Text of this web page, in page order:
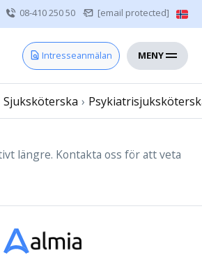
08-410 250 50 [email protected]
Intresseanmälan MENY
Sjuksköterska
Läkare
Sjuksköterska ›
längre. Kontakta oss för att veta